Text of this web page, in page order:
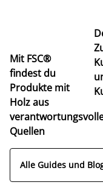
Mit FSC®
findest du
Produkte mit
Holz aus
Quellen
Alle Guides und